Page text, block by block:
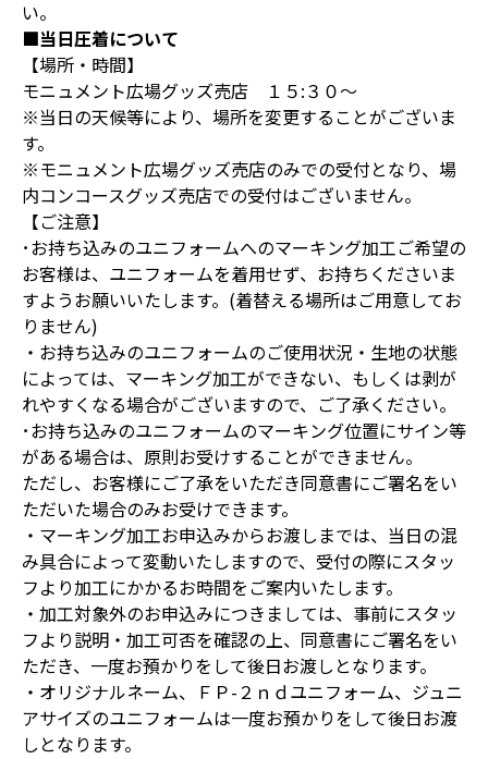
い。
■当日圧着について
【場所・時間】
モニュメント広場グッズ売店 １５:３０～
※当日の天候等により、場所を変更することがございま
す。
※モニュメント広場グッズ売店のみでの受付となり、場
内コンコースグッズ売店での受付はございません。
【ご注意】
･お持ち込みのユニフォームへのマーキング加工ご希望の
お客様は、ユニフォームを着用せず、お持ちくださいま
すようお願いいたします。(着替える場所はご用意してお
りません)
・お持ち込みのユニフォームのご使用状況・生地の状態
によっては、マーキング加工ができない、もしくは剥が
れやすくなる場合がございますので、ご了承ください。
･お持ち込みのユニフォームのマーキング位置にサイン等
がある場合は、原則お受けすることができません。
ただし、お客様にご了承をいただき同意書にご署名をい
ただいた場合のみお受けできます。
・マーキング加工お申込みからお渡しまでは、当日の混
み具合によって変動いたしますので、受付の際にスタッ
フより加工にかかるお時間をご案内いたします。
・加工対象外のお申込みにつきましては、事前にスタッ
フより説明・加工可否を確認の上、同意書にご署名をい
ただき、一度お預かりをして後日お渡しとなります。
・オリジナルネーム、ＦＰ-２ｎｄユニフォーム、ジュニ
アサイズのユニフォームは一度お預かりをして後日お渡
しとなります。